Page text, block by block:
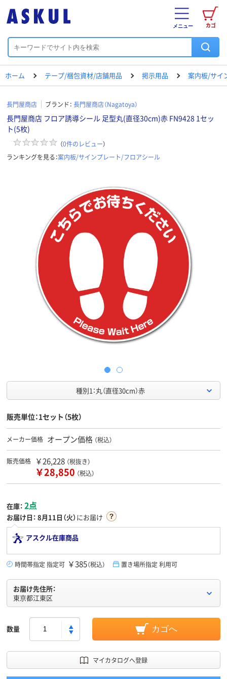
カゴ
メニュー
ホーム テープ/梱包資材/店舗用品 掲示用品 案内板/サイ
長門屋商店 ブランド： 長門屋商店（Nagatoya）
長門屋商店 フロア誘導シール 足型丸(直径30cm)赤 FN9428 1セッ
ト(5枚)
（0件のレビュー）
ランキングを見る：案内板/サインプレート/フロアシール
種別1：丸（直径30cm）赤
販売単位：1セット（5枚）
メーカー価格 オープン価格 （税込）
販売価格 ￥26,228 （税抜き）
￥28,850 （税込）
在庫： 2点
お届け日： 8月11日（火）にお届け
アスクル在庫商品
時間帯指定 指定可 ￥385（税込） 置き場所指定 利用可
お届け先住所：
東京都江東区
数量 カゴへ
マイカタログへ登録